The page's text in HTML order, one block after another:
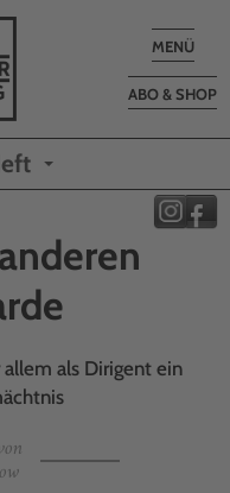
Toggle
MENÜ
ABO & SHOP
als Dirigent ein